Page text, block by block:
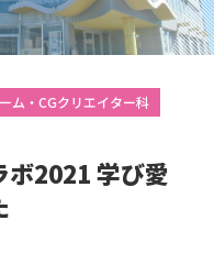
ム・CGクリエイター科
ボ2021 学び愛